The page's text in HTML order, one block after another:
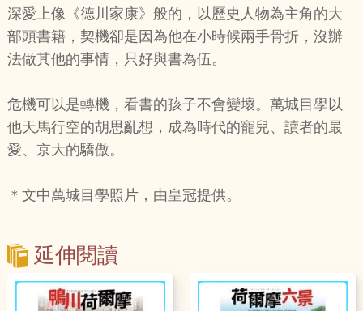
深愛上像《德川家康》般的，以歷史人物為主角的大
部頭書籍，契機卻是因為他在小時候兩手骨折，沒辦
法做其他的事情，只好與書為伍。
危機可以是轉機，看書的孩子不會變壞。萬城目學以
他天馬行空的胡思亂想，成為時代的寵兒、讀者的最
愛、京大的驕傲。
＊文中萬城目學照片，由皇冠提供。
延伸閱讀